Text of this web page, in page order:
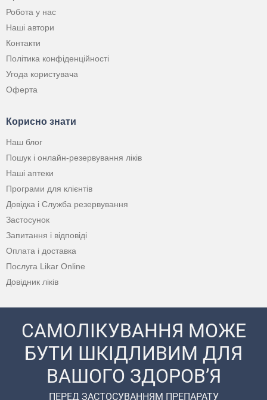
Робота у нас
Наші автори
Контакти
Політика конфіденційності
Угода користувача
Оферта
Корисно знати
Наш блог
Пошук і онлайн-резервування ліків
Наші аптеки
Програми для клієнтів
Довідка і Служба резервування
Застосунок
Запитання і відповіді
Оплата і доставка
Послуга Likar Online
Довідник ліків
САМОЛІКУВАННЯ МОЖЕ
БУТИ ШКІДЛИВИМ ДЛЯ
ВАШОГО ЗДОРОВ’Я
ПЕРЕД ЗАСТОСУВАННЯМ ПРЕПАРАТУ